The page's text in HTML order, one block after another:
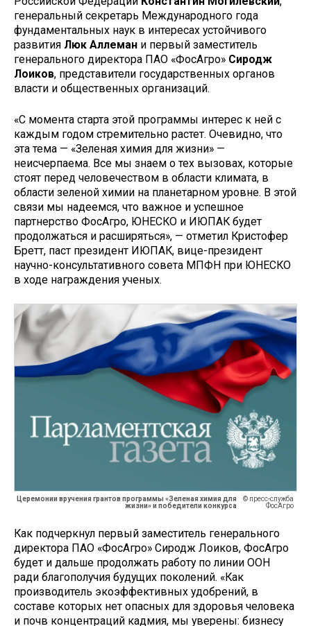
генеральный секретарь Международного года
фундаментальных наук в интересах устойчивого
развития Люк Аллеман и первый заместитель
генерального директора ПАО «ФосАгро» Сиродж
Лоиков, представители государственных органов
власти и общественных организаций.
«С момента старта этой программы интерес к ней с
каждым годом стремительно растет. Очевидно, что
эта тема — «Зеленая химия для жизни» —
неисчерпаема. Все мы знаем о тех вызовах, которые
стоят перед человечеством в области климата, в
области зеленой химии на планетарном уровне. В этой
связи мы надеемся, что важное и успешное
партнерство ФосАгро, ЮНЕСКО и ИЮПАК будет
продолжаться и расширяться», — отметил Кристофер
Бретт, паст президент ИЮПАК, вице-президент
научно-консультативного совета МПФН при ЮНЕСКО
в ходе награждения ученых.
Церемонии вручения грантов программы «Зеленая химия для
жизни» и победители конкурса
© пресс-служба
ФосАгро
Как подчеркнул первый заместитель генерального
директора ПАО «ФосАгро» Сиродж Лоиков, ФосАгро
будет и дальше продолжать работу по линии ООН
ради благополучия будущих поколений. «Как
производитель экоэффективных удобрений, в
составе которых нет опасных для здоровья человека
и почв концентраций кадмия, мы уверены: бизнесу